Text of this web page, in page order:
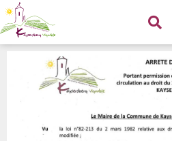
Panneau de gestion des cookies